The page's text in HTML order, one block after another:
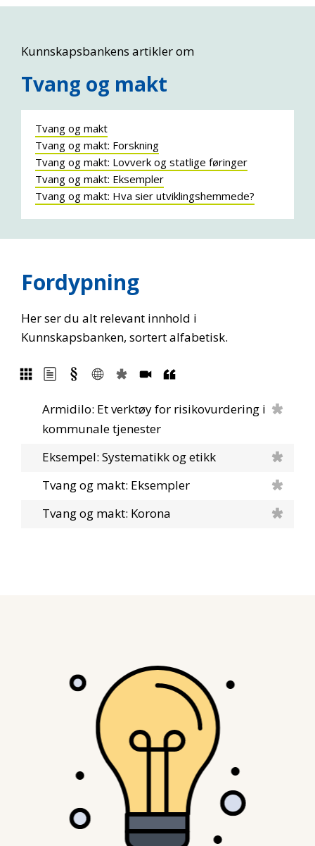
Kunnskapsbankens artikler om
Tvang og makt
Tvang og makt
Tvang og makt: Forskning
Tvang og makt: Lovverk og statlige føringer
Tvang og makt: Eksempler
Tvang og makt: Hva sier utviklingshemmede?
Fordypning
Her ser du alt relevant innhold i
Kunnskapsbanken, sortert alfabetisk.
Armidilo: Et verktøy for risikovurdering i
kommunale tjenester
Eksempel: Systematikk og etikk
Tvang og makt: Eksempler
Tvang og makt: Korona